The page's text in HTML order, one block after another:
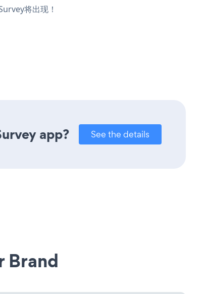
将出现！
app? See the details
Brand